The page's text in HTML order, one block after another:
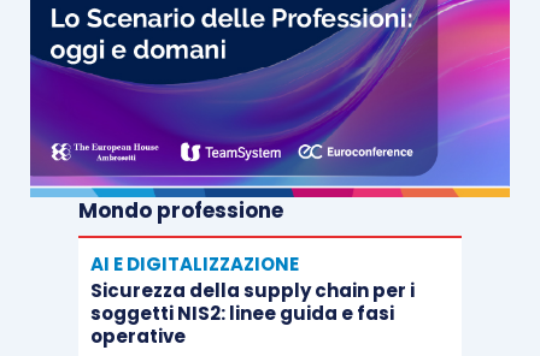
Mondo professione
AI E DIGITALIZZAZIONE
Sicurezza della supply chain per i
soggetti NIS2: linee guida e fasi
operative